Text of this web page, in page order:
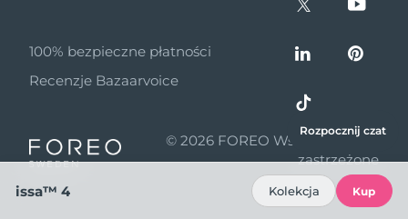
Program partnerski
Wiadomości
MYSA
100% bezpieczne płatności
Recenzje Bazaarvoice
© 2026 FOREO Wszelkie prawa
zastrzeżone
Rozpocznij czat
issa™ 4 Kolekcja Kup